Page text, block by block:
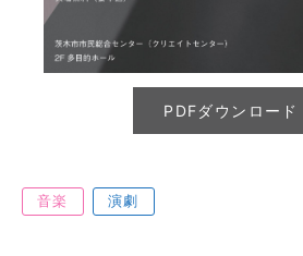
PDFダウンロード
音楽 演劇